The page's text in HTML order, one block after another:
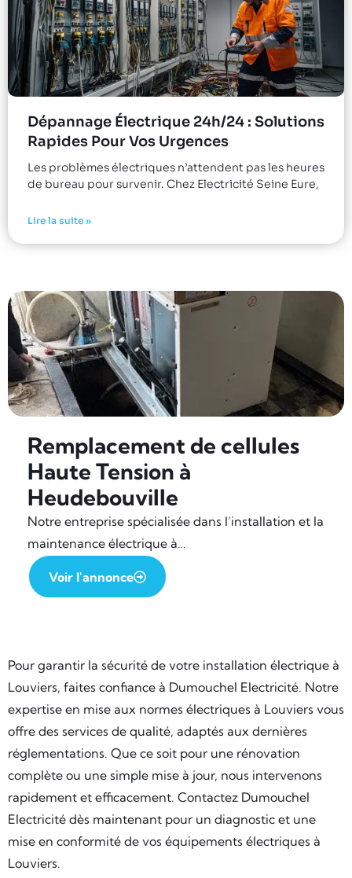
Dépannage Électrique 24h/24 : Solutions
Rapides Pour Vos Urgences
Les problèmes électriques n’attendent pas les heures
de bureau pour survenir. Chez Electricité Seine Eure,
Lire la suite »
Remplacement de cellules
Haute Tension à
Heudebouville
Notre entreprise spécialisée dans l’installation et la
maintenance électrique à…
Voir l'annonce
Pour garantir la sécurité de votre installation électrique à
Louviers, faites confiance à Dumouchel Electricité. Notre
expertise en mise aux normes électriques à Louviers vous
offre des services de qualité, adaptés aux dernières
réglementations. Que ce soit pour une rénovation
complète ou une simple mise à jour, nous intervenons
rapidement et efficacement. Contactez Dumouchel
Electricité dès maintenant pour un diagnostic et une
mise en conformité de vos équipements électriques à
Louviers.